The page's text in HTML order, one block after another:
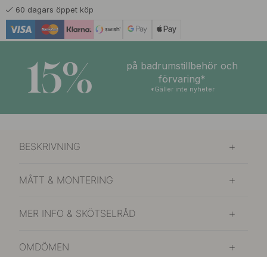
60 dagars öppet köp
15%
på badrumstillbehör och
förvaring*
*Gäller inte nyheter
BESKRIVNING
MÅTT & MONTERING
MER INFO & SKÖTSELRÅD
OMDÖMEN